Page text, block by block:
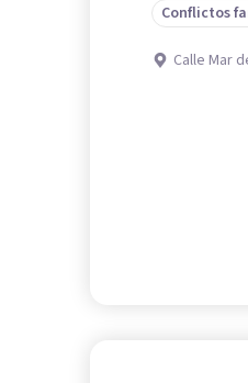
Conflictos
Calle Mar